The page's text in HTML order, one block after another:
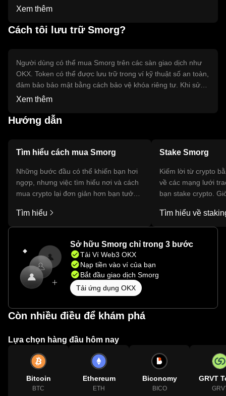
động giá có thể cao.
Xem thêm
Cách tôi lưu trữ Smorg?
Người dùng có thể mua Smorg trên các sàn giao dịch như
OKX. Token có thể được lưu trữ trong ví kỹ thuật số an toàn,
đảm bảo bảo mật bằng cách bảo vệ khóa riêng tư. Khi sử
dụng Smorg, người dùng nên cảnh giác với các cuộc tấn
khác nhau tùy theo khu vực pháp lý.
Xem thêm
Hướng dẫn
Tìm hiểu cách mua Smorg
Những bước đầu có thể khiến bạn hơi
ngợp, nhưng việc tìm hiểu nơi và cách
mua crypto lại đơn giản hơn bạn tưởng.
dụng di động OKX hoặc ngay tại đây
trên web.
Tìm hiểu
Stake Smorg
Kiếm lời từ crypto
về các mạng lưới
bạn stake crypto.
duy nhất, ngay
OKX của bạn.
Tìm hiểu về
Sở hữu Smorg chỉ trong 3 bước
Tải Ví Web3 OKX
Nạp tiền vào ví của bạn
Bắt đầu giao dịch Smorg
Tải ứng dụng OKX
Còn nhiều điều để khám phá
Lựa chọn hàng đầu hôm nay
Bitcoin
BTC
Ethereum
ETH
Biconomy
BICO
GRVT